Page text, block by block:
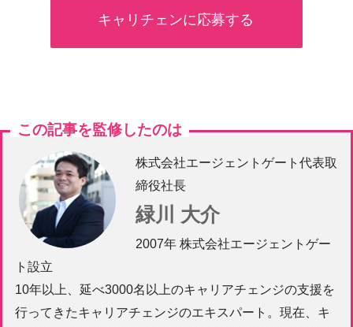
キャリチェンに応募する
この記事を監修したのは
株式会社エージェントゲート代表取
締役社長
緑川 大介
2007年 株式会社エージェントゲー
ト設立
10年以上、延べ3000名以上のキャリアチェンジの支援を
行ってきたキャリアチェンジのエキスパート。現在、キ